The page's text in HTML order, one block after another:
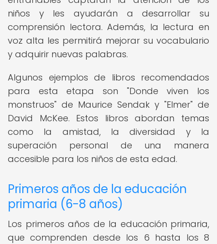
niños y les ayudarán a desarrollar su
comprensión lectora. Además, la lectura en
voz alta les permitirá mejorar su vocabulario
y adquirir nuevas palabras.
Algunos ejemplos de libros recomendados
para esta etapa son "Donde viven los
monstruos" de Maurice Sendak y "Elmer" de
David McKee. Estos libros abordan temas
como la amistad, la diversidad y la
superación personal de una manera
accesible para los niños de esta edad.
Primeros años de la educación
primaria (6-8 años)
Los primeros años de la educación primaria,
que comprenden desde los 6 hasta los 8